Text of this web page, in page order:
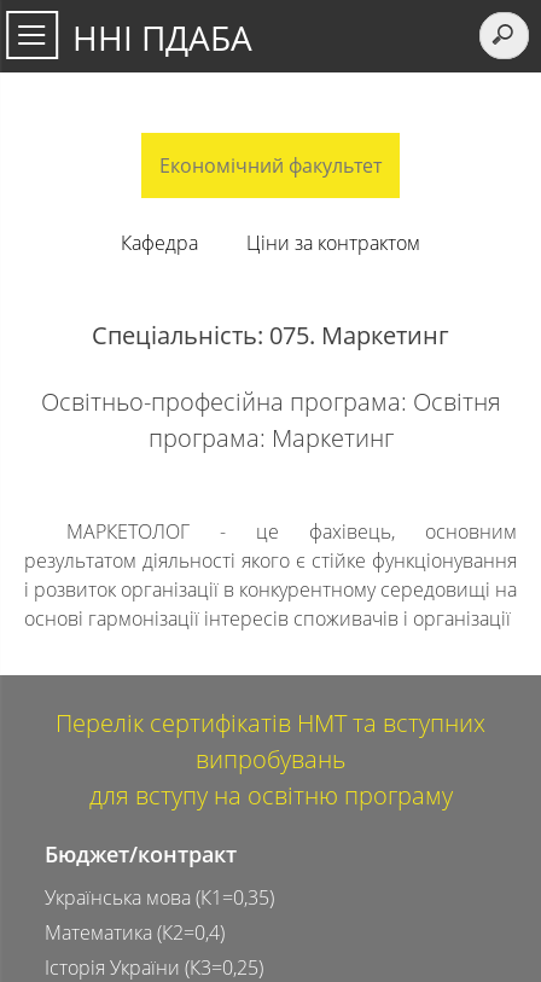
ННІ ПДАБА
Економічний факультет
Кафедра Ціни за контрактом
Спеціальність: 075. Маркетинг
Освітньо-професійна програма: Освітня
програма: Маркетинг
МАРКЕТОЛОГ - це фахівець, основним
результатом діяльності якого є стійке функціонування
і розвиток організації в конкурентному середовищі на
основі гармонізації інтересів споживачів і організації
Перелік сертифікатів НМТ та вступних
випробувань
для вступу на освітню програму
Бюджет/контракт
Українська мова (К1=0,35)
Математика (К2=0,4)
Історія України (К3=0,25)